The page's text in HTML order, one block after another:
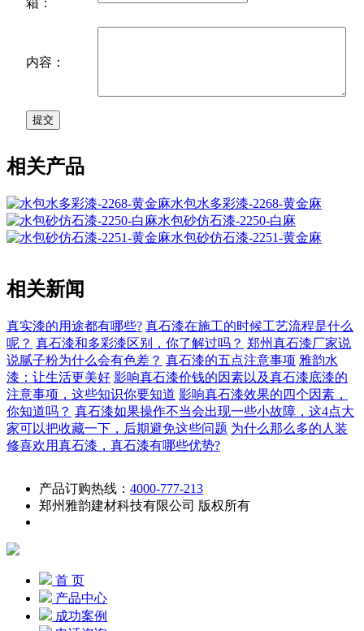
箱：
内容：
相关产品
水包水多彩漆-2268-黄金麻
水包砂仿石漆-2250-白麻
水包砂仿石漆-2251-黄金麻
相关新闻
真实漆的用途都有哪些? 真石漆在施工的时候工艺流程是什么
呢？ 真石漆和多彩漆区别，你了解过吗？ 郑州真石漆厂家说
说腻子粉为什么会有色差？ 真石漆的五点注意事项 雅韵水
漆：让生活更美好 影响真石漆价钱的因素以及真石漆底漆的
注意事项，这些知识你要知道 影响真石漆效果的四个因素，
你知道吗？ 真石漆如果操作不当会出现一些小故障，这4点大
家可以把收藏一下，后期避免这些问题 为什么那么多的人装
修喜欢用真石漆，真石漆有哪些优势?
产品订购热线： 4000-777-213
郑州雅韵建材科技有限公司 版权所有
首 页
产品中心
成功案例